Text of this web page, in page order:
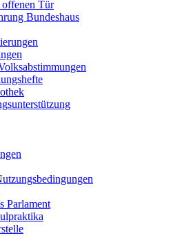
offenen Tür
Bundeshaus
Parlament